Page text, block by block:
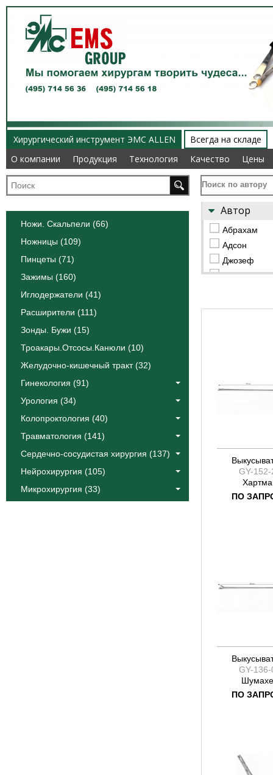
Хирургический инструмент ЭМС ALLEN
О компании
Продукция Технология Качество Цены
Всегда на складе
О компании
Продукция Технология Качество Цены
Поиск по автору
Ножи. Скальпели (66)
Ножницы (109)
Пинцеты (71)
Зажимы (160)
Иглодержатели (41)
Расширители (111)
Зонды. Бужи (15)
Троакары.Отсосы.Канюли (10)
Желудочно-кишечный тракт (32)
Гинекология (91)
Урология (34)
Колопроктология (40)
Травматология (141)
Сердечно-сосудистая хирургия (137)
Нейрохирургия (105)
Микрохирургия (33)
Автор
Абрахам
Адсон
Джозеф
Катлин
Фоулер
GY-152-
ПО
GY-136-
ПО